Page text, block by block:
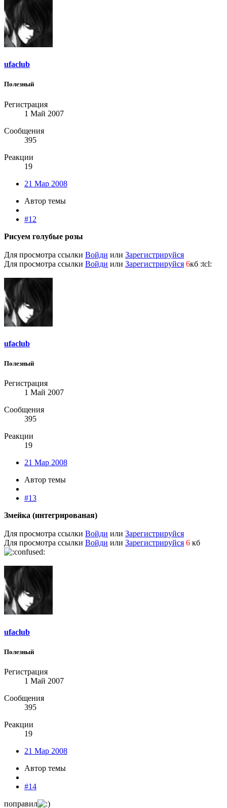
ufaclub
Полезный
Регистрация
1 Май 2007
Сообщения
395
Реакции
19
21 Мар 2008
Автор темы
#12
Рисуем голубые розы
Для просмотра ссылки Войди или Зарегистрируйся
Для просмотра ссылки Войди или Зарегистрируйся 6кб :tcl:
ufaclub
Полезный
Регистрация
1 Май 2007
Сообщения
395
Реакции
19
21 Мар 2008
Автор темы
#13
Змейка (интегрированая)
Для просмотра ссылки Войди или Зарегистрируйся
Для просмотра ссылки Войди или Зарегистрируйся 6 кб
ufaclub
Полезный
Регистрация
1 Май 2007
Сообщения
395
Реакции
19
21 Мар 2008
Автор темы
#14
поправил